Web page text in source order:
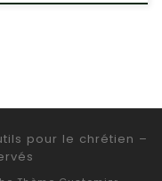
pour le chrétien –